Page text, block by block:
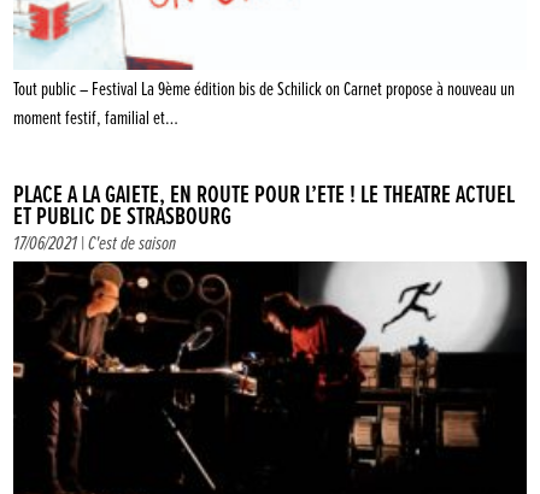
Tout public – Festival La 9ème édition bis de Schilick on Carnet propose à nouveau un
moment festif, familial et…
PLACE À LA GAIETÉ, EN ROUTE POUR L’ÉTÉ ! LE THÉÂTRE ACTUEL
ET PUBLIC DE STRASBOURG
17/06/2021 |C'est de saison